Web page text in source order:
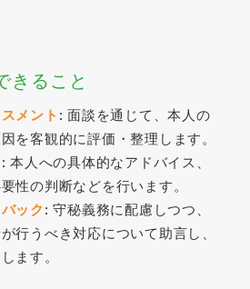
きること
メント : 面談を通じて、本人の
を客観的に評価・整理します。
: 本人への具体的なアドバイス、
性の判断などを行います。
ック : 守秘義務に配慮しつつ、
行うべき対応について助言し、
ます。